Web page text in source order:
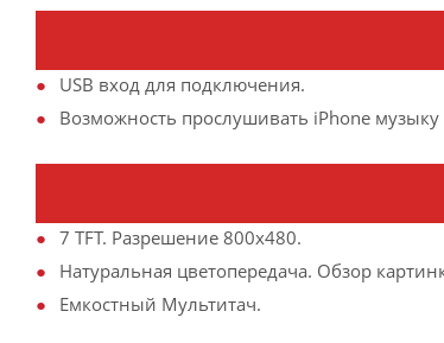
USB вход для подключения.
Возможность прослушивать iPhone музыку
7 TFT. Разрешение 800х480.
Натуральная цветопередача. Обзор
Емкостный Мультитач.